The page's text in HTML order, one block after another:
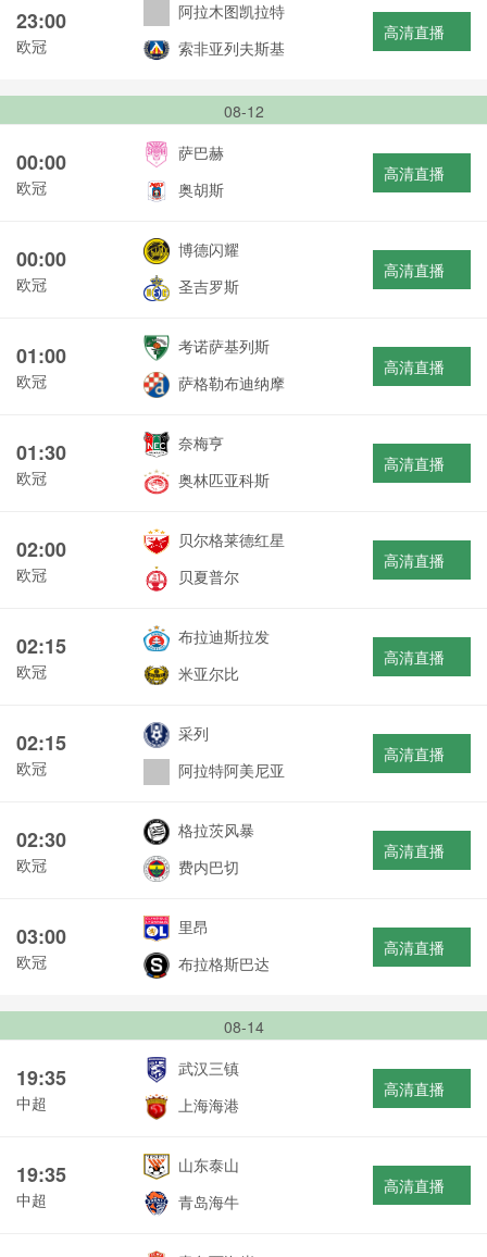
23:00
欧冠
阿拉木图凯拉特
索非亚列夫斯基
高清直播
08-12
00:00
欧冠
萨巴赫
奥胡斯
高清直播
00:00
欧冠
博德闪耀
圣吉罗斯
高清直播
01:00
欧冠
考诺萨基列斯
萨格勒布迪纳摩
高清直播
01:30
欧冠
奈梅亨
奥林匹亚科斯
高清直播
02:00
欧冠
贝尔格莱德红星
贝夏普尔
高清直播
02:15
欧冠
布拉迪斯拉发
米亚尔比
高清直播
02:15
欧冠
采列
阿拉特阿美尼亚
高清直播
02:30
欧冠
格拉茨风暴
费内巴切
高清直播
03:00
欧冠
里昂
布拉格斯巴达
高清直播
08-14
19:35
中超
武汉三镇
上海海港
高清直播
19:35
中超
山东泰山
青岛海牛
高清直播